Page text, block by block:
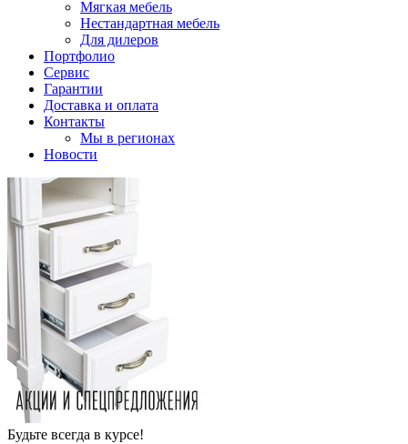
Мягкая мебель
Нестандартная мебель
Для дилеров
Портфолио
Сервис
Гарантии
Доставка и оплата
Контакты
Мы в регионах
Новости
Будьте всегда в курсе!